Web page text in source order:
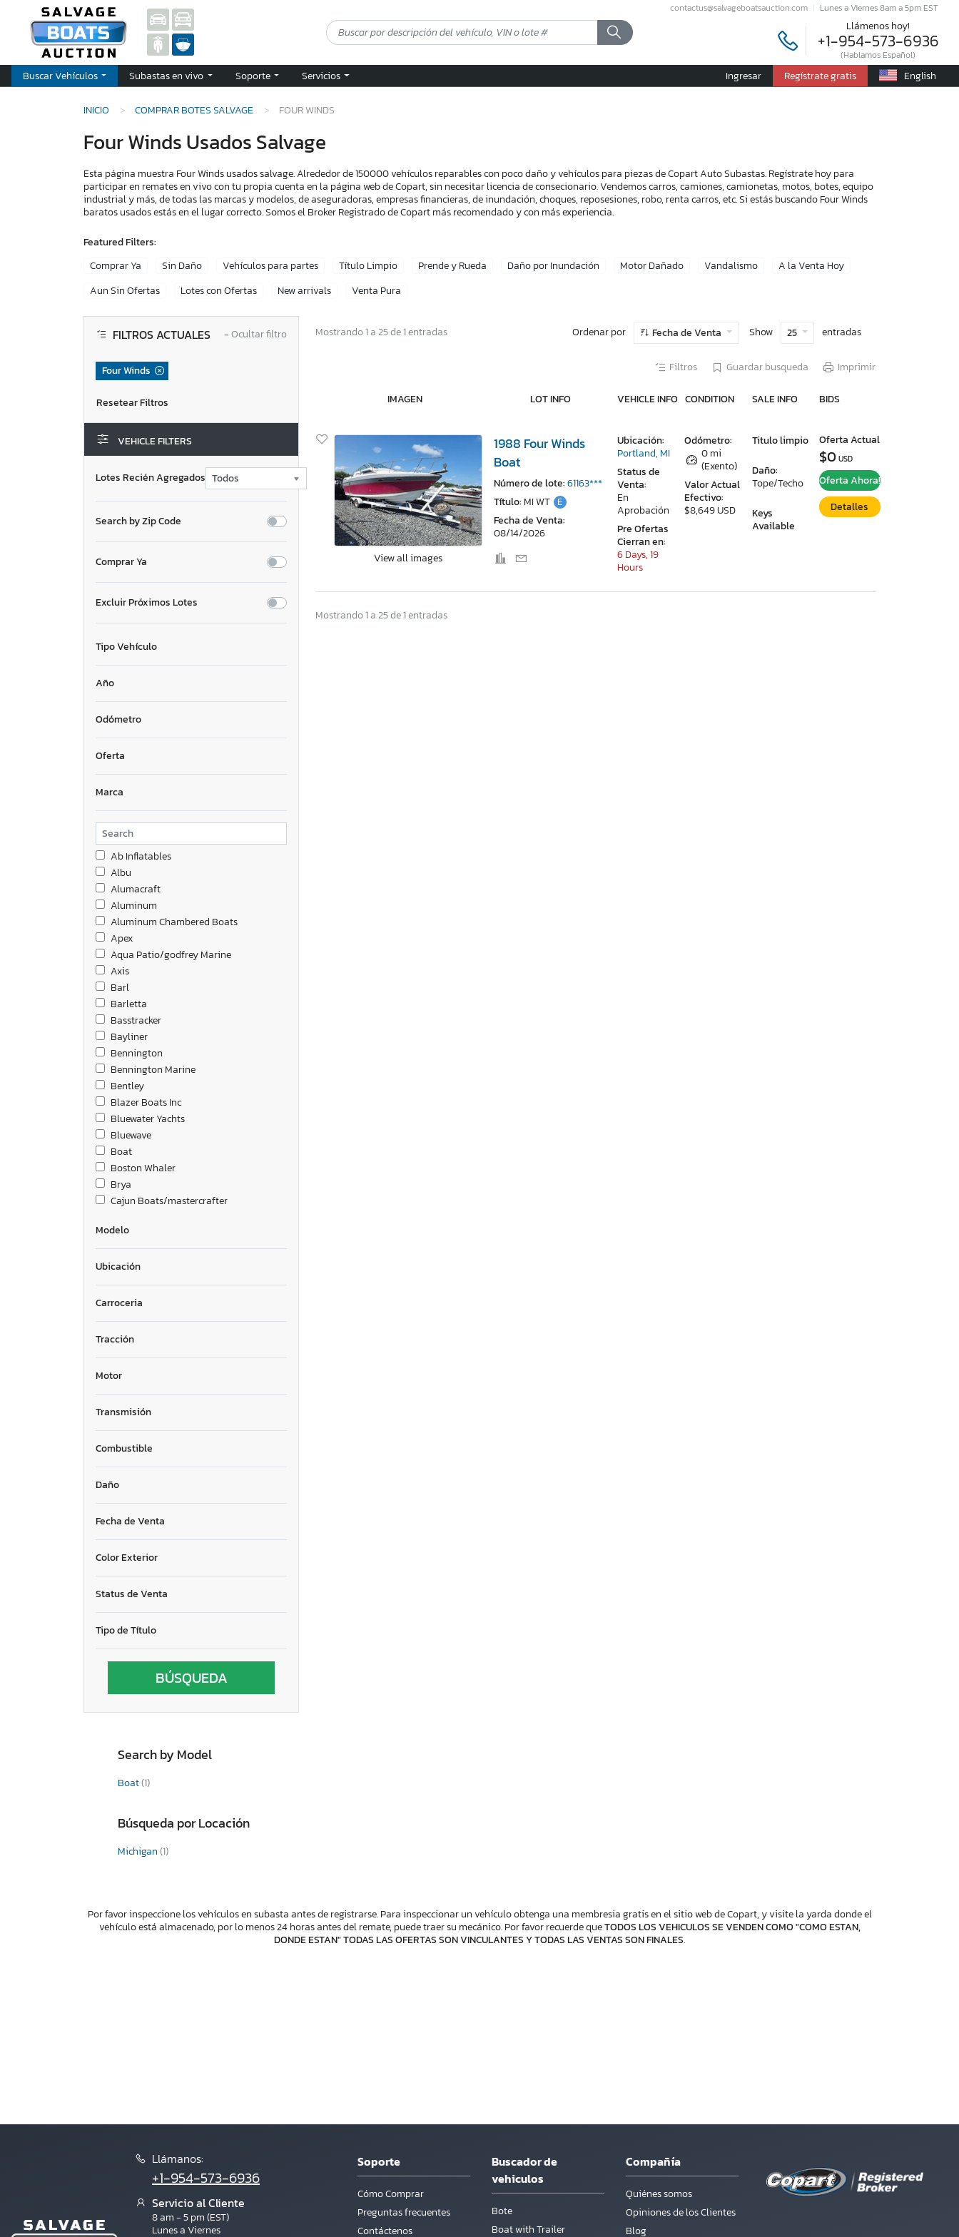
contactus@salvageboatsauction.com Lunes a Viernes 8am a 5pm EST
Llámenos hoy!
+1-954-573-6936
(Hablamos Español)
Buscar Vehículos Subastas en vivo Soporte Servicios Ingresar Regístrate gratis English
INICIO COMPRAR BOTES SALVAGE FOUR WINDS
Four Winds Usados Salvage
Esta página muestra Four Winds usados salvage. Alrededor de 150000 vehículos reparables con poco daño y vehículos para piezas de Copart Auto Subastas. Regístrate hoy para
participar en remates en vivo con tu propia cuenta en la página web de Copart, sin necesitar licencia de consecionario. Vendemos carros, camiones, camionetas, motos, botes, equipo
industrial y más, de todas las marcas y modelos, de aseguradoras, empresas financieras, de inundación, choques, reposesiones, robo, renta carros, etc. Si estás buscando Four Winds
baratos usados estás en el lugar correcto. Somos el Broker Registrado de Copart más recomendado y con más experiencia.
Featured Filters:
Comprar Ya
Sin Daño Vehículos para partes Título Limpio Prende y Rueda Daño por Inundación Motor Dañado Vandalismo
A la Venta Hoy
Aun Sin Ofertas
Lotes con Ofertas New arrivals Venta Pura
FILTROS ACTUALES −Ocultar filtro
Four Winds
VEHICLE FILTERS
Lotes Recién Agregados
Search by Zip Code
Comprar Ya
Excluir Próximos Lotes
Tipo Vehículo
Año
Odómetro
Oferta
Marca
Ab Inflatables
Albu
Alumacraft
Aluminum
Aluminum Chambered Boats
Apex
Aqua Patio/godfrey Marine
Axis
Barl
Barletta
Basstracker
Bayliner
Bennington
Bennington Marine
Bentley
Blazer Boats Inc
Bluewater Yachts
Bluewave
Boat
Boston Whaler
Brya
Cajun Boats/mastercrafter
Centurioon
Century
Chaparral
Chaparral Boats
Chinook Custom
Cobalt
Crestliner
Crown
Crownline
Excel
FGE
Fisher
Fishhawk
Four Winns Boats
GDY
Gibson 36 St
Glasstream
Glastron
Godfrey
Hampton
Homemade
J.c. Pontoons
Javelin
Land Rover
Lcnm
Lowe Line
Luhrs
Mahi
Other Boat
Other Jetski
Other Snow Mobiles
Modelo
Ubicación
Carroceria
Tracción
Motor
Transmisión
Combustible
Daño
Fecha de Venta
Color Exterior
Status de Venta
Tipo de Título
Mostrando 1 a 25 de 1 entradas Ordenar por Fecha de Venta Show 25 entradas
Filtros Guardar busqueda Imprimir
IMAGEN LOT INFO VEHICLE INFO CONDITION SALE INFO BIDS
View all images
1988 Four Winds
Boat
Número de lote:61163***
Título: MI WT E
Fecha de Venta:
08/14/2026
Odómetro:
0 mi
(Exento)
Valor Actual
Efectivo:
$8,649 USD
Titulo limpio
Daño:
Tope/Techo
Keys
Available
Ubicación:
Portland, MI
Status de
Venta:
En
Aprobación
Pre Ofertas
Cierran en:
6 Days, 19
Hours
Oferta Actual
$0USD
Oferta Ahora!
Detalles
Mostrando 1 a 25 de 1 entradas
Search by Model
Boat(1)
Búsqueda por Locación
Michigan(1)
Por favor inspeccione los vehículos en subasta antes de registrarse. Para inspeccionar un vehículo obtenga una membresia gratis en el sitio web de Copart, y visite la yarda donde el
vehículo está almacenado, por lo menos 24 horas antes del remate, puede traer su mecánico. Por favor recuerde queTODOS LOS VEHICULOS SE VENDEN COMO "COMO ESTAN,
DONDE ESTAN" TODAS LAS OFERTAS SON VINCULANTES Y TODAS LAS VENTAS SON FINALES.
Llámanos:
+1-954-573-6936
Servicio al Cliente
8 am - 5 pm (EST)
Lunes a Viernes
Soporte
Cómo Comprar
Preguntas frecuentes
Contáctenos
Buscador de
vehiculos
Bote
Boat with Trailer
Compañía
Quiénes somos
Opiniones de los Clientes
Blog